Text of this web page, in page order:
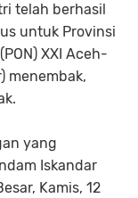
telah berhasil
untuk Provinsi
XXI Aceh-
menembak,
yang
Iskandar
Kamis, 12